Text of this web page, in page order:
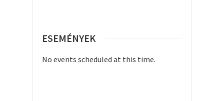
ESEMÉNYEK
No events scheduled at this time.